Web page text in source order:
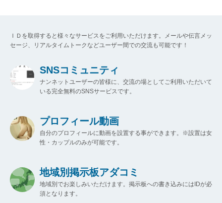
ＩＤを取得すると様々なサービスをご利用いただけます。メールや伝言メッ
セージ、リアルタイムトークなどユーザー間での交流も可能です！
SNSコミュニティ
ナンネットユーザーの皆様に、交流の場としてご利用いただいて
いる完全無料のSNSサービスです。
プロフィール動画
自分のプロフィールに動画を設置する事ができます。※設置は女
性・カップルのみが可能です。
地域別掲示板アダコミ
地域別でお楽しみいただけます。掲示板への書き込みにはIDが必
須となります。